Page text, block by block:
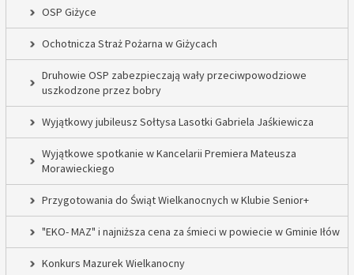
OSP Giżyce
Ochotnicza Straż Pożarna w Giżycach
Druhowie OSP zabezpieczają wały przeciwpowodziowe
uszkodzone przez bobry
Wyjątkowy jubileusz Sołtysa Lasotki Gabriela Jaśkiewicza
Wyjątkowe spotkanie w Kancelarii Premiera Mateusza
Morawieckiego
Przygotowania do Świąt Wielkanocnych w Klubie Senior+
"EKO- MAZ" i najniższa cena za śmieci w powiecie w Gminie Iłów
Konkurs Mazurek Wielkanocny